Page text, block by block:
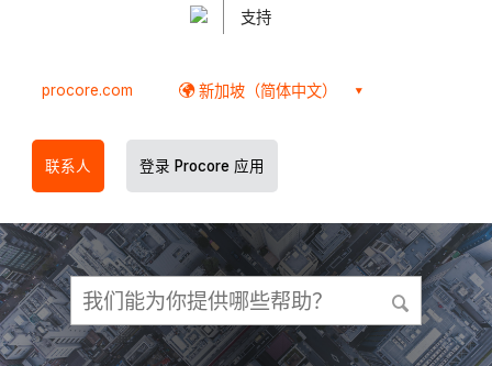
支持
procore.com 新加坡（简体中文）
联系人 登录 Procore 应用